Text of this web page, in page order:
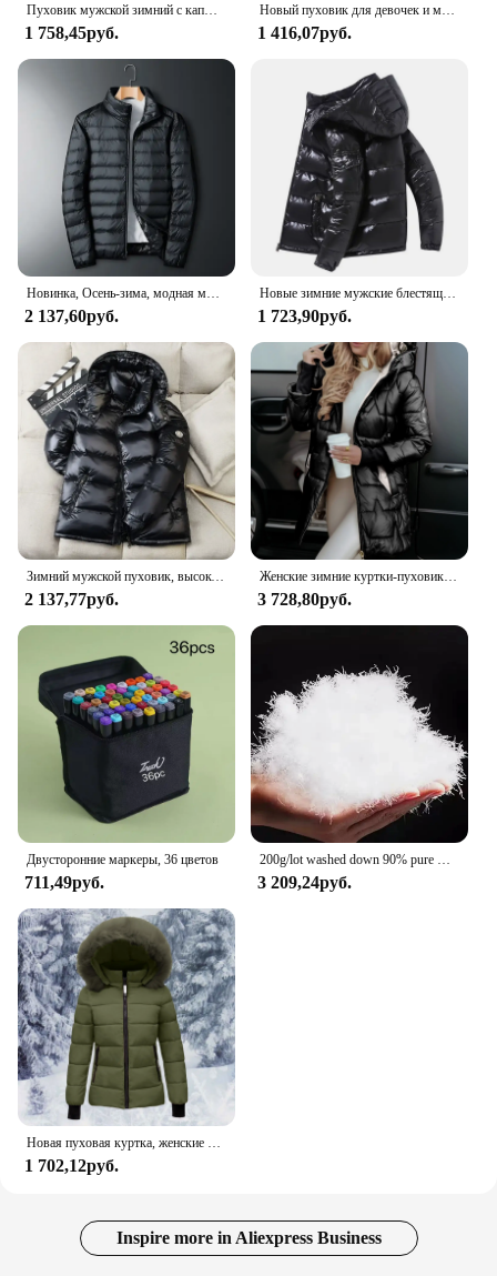
Пуховик мужской зимний с капюшоном, блестящий пуховик, Повседневная качественная парка, уличная ветрозащитная куртка на белом утином пуху, 4XL
1 758,45руб.
Новый пуховик для девочек и мальчиков, зимние пальто, детская одежда, ветровка с капюшоном, пальто для детей 2-7 лет, хлопковая теплая верхняя одежда
1 416,07руб.
2 137,60руб.
Новые зимние мужские блестящие пуховики с капюшоном, повседневные белые пальто на утином пуху, высококачественные мужские уличные ветрозащитные теплые куртки, размер 4X
1 723,90руб.
Зимний мужской пуховик, высокое качество, корейская мода, повседневная куртка, 90% белый утиный пух, короткий стиль, утепленные теплые пуховики 3XL
2 137,77руб.
Женские зимние куртки-пуховики с капюшоном, модное пуховое пальто, женские парки, повседневное свободное однотонное теплое пальто с длинными рукавами
3 728,80руб.
Двусторонние маркеры, 36 цветов
711,49руб. 3 209,24руб.
1 702,12руб.
Inspire more in Aliexpress Business